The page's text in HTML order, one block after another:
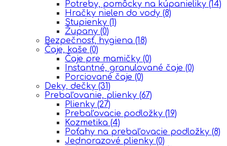
Potreby, pomôcky na kúpanieliky (14)
Hračky nielen do vody (8)
Stupienky (1)
Župany (0)
Bezpečnosť, hygiena (18)
Čaje, kaše (0)
Čaje pre mamičky (0)
Instantné, granulované čaje (0)
Porciované čaje (0)
Deky, dečky (31)
Prebaľovanie, plienky (67)
Plienky (27)
Prebaľovacie podložky (19)
Kozmetika (4)
Poťahy na prebaľovacie podložky (8)
Jednorazové plienky (0)